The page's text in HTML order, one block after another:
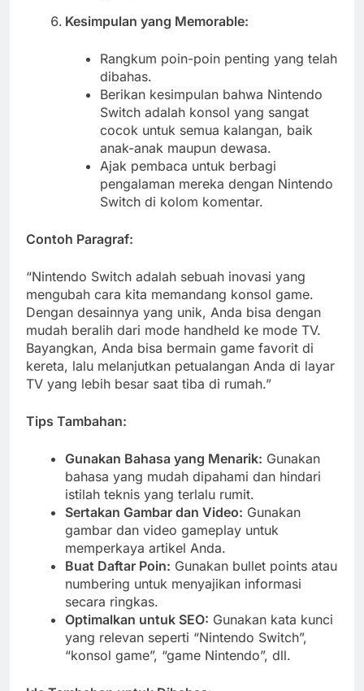
Kesimpulan yang Memorable:
Rangkum poin-poin penting yang telah
dibahas.
Berikan kesimpulan bahwa Nintendo
Switch adalah konsol yang sangat
cocok untuk semua kalangan, baik
anak-anak maupun dewasa.
Ajak pembaca untuk berbagi
pengalaman mereka dengan Nintendo
Switch di kolom komentar.
Contoh Paragraf:
“Nintendo Switch adalah sebuah inovasi yang
mengubah cara kita memandang konsol game.
Dengan desainnya yang unik, Anda bisa dengan
mudah beralih dari mode handheld ke mode TV.
Bayangkan, Anda bisa bermain game favorit di
kereta, lalu melanjutkan petualangan Anda di layar
TV yang lebih besar saat tiba di rumah.”
Tips Tambahan:
Gunakan Bahasa yang Menarik: Gunakan
bahasa yang mudah dipahami dan hindari
istilah teknis yang terlalu rumit.
Sertakan Gambar dan Video: Gunakan
gambar dan video gameplay untuk
memperkaya artikel Anda.
Buat Daftar Poin: Gunakan bullet points atau
numbering untuk menyajikan informasi
secara ringkas.
Optimalkan untuk SEO: Gunakan kata kunci
yang relevan seperti “Nintendo Switch”,
“konsol game”, “game Nintendo”, dll.